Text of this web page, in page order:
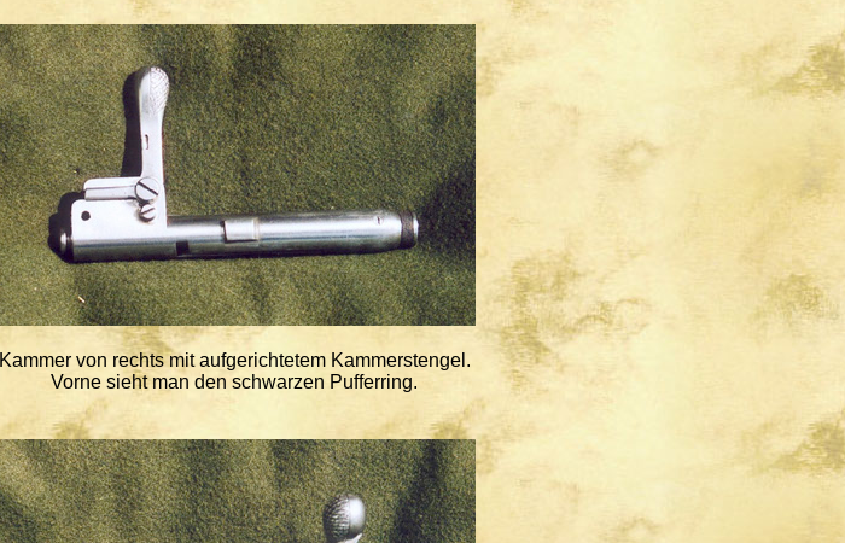
Kammer von rechts mit aufgerichtetem Kammerstengel.
Vorne sieht man den schwarzen Pufferring.